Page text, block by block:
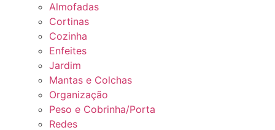
Almofadas
Cortinas
Cozinha
Enfeites
Jardim
Mantas e Colchas
Organização
Peso e Cobrinha/Porta
Redes